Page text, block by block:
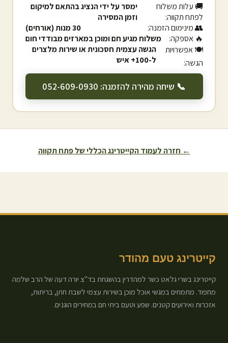
🚚 עלות משלוח
לפתח תקווה:
ימסר על ידי הנציג בהתאם למיקום
וזמן המסירה
👥 מינימום הזמנה:
30 מנות (אורחים)
🔥 אספקה:
משלוח מגיע חם ומוכן במארזים מבודדי חום
🍽️ אפשרויות
הגשה:
הגשה עצמית חסכונית או שירות מלצרים
ל-100+ איש
📞 שיחה מהירה להזמנה: 052-609-0930
← חזרה לעמוד הקייטרינג הכללי שלפתח תקווה
קייטרינג טעם מהודר
קייטרינג בשרי גלאט כשר למהדרין בהשגחת בד"צ יורה דעה של הרב שלמה
מחפוד. מתמחים במגשי אוכל מוכן בשירות עצמי לשבת חתן, בריתות,
אזכרות ואירועים קטנים. שפע וטעם ביתי חם במחירים הוגנים.